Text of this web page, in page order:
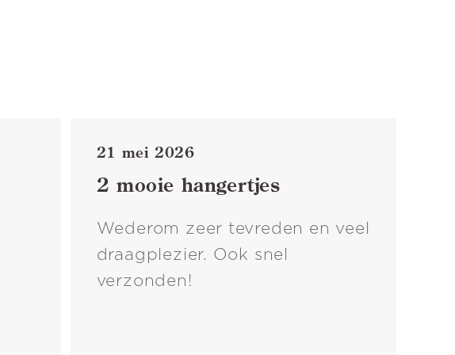
21 mei 2026
2 mooie hangertjes
Wederom zeer tevreden en veel
draagplezier. Ook snel
verzonden!